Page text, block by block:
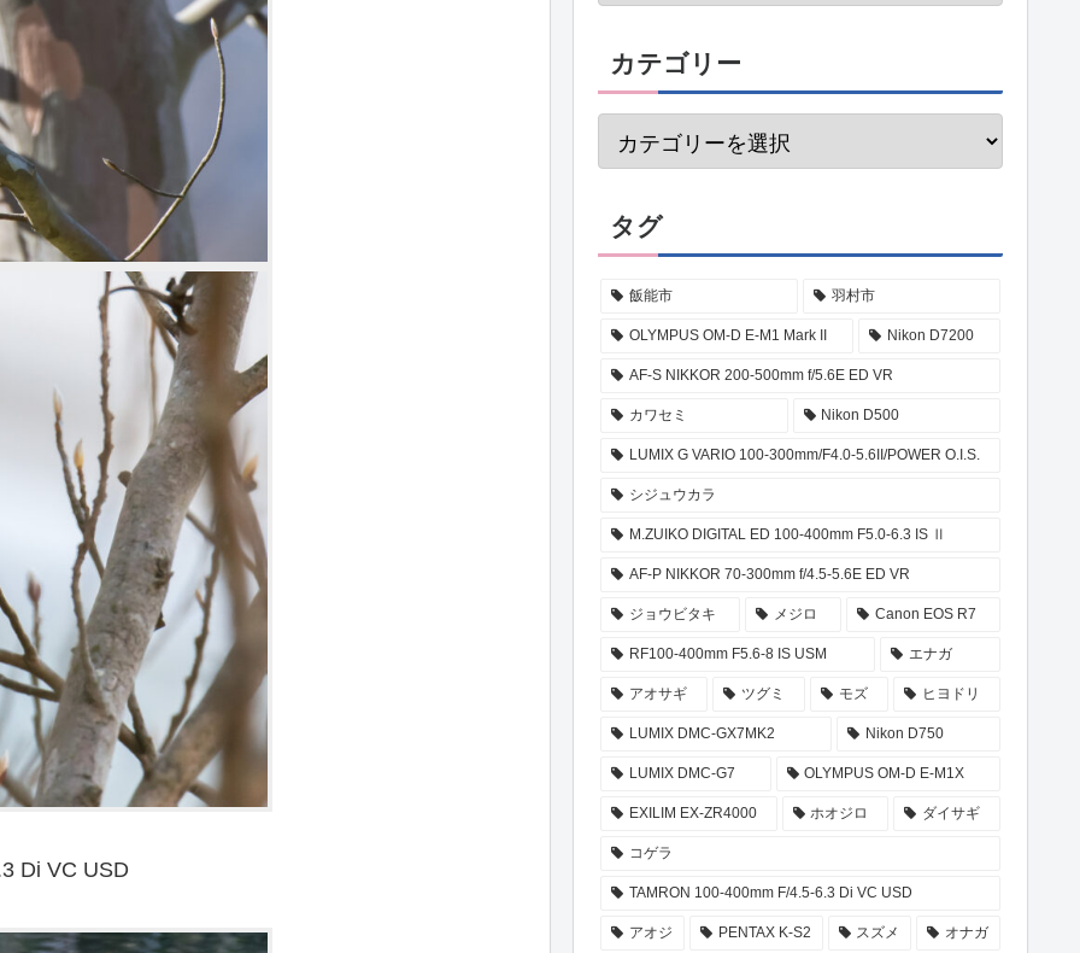
Di VC USD
カテゴリー
タグ
飯能市 羽村市
OLYMPUS OM-D E-M1 Mark II Nikon D7200
AF-S NIKKOR 200-500mm f/5.6E ED VR
カワセミ Nikon D500
LUMIX G VARIO 100-300mm/F4.0-5.6II/POWER O.I.S.
シジュウカラ
M.ZUIKO DIGITAL ED 100-400mm F5.0-6.3 IS Ⅱ
AF-P NIKKOR 70-300mm f/4.5-5.6E ED VR
ジョウビタキ メジロ Canon EOS R7
RF100-400mm F5.6-8 IS USM エナガ
アオサギ ツグミ モズ ヒヨドリ
LUMIX DMC-GX7MK2 Nikon D750
LUMIX DMC-G7 OLYMPUS OM-D E-M1X
EXILIM EX-ZR4000 ホオジロ ダイサギ
コゲラ
TAMRON 100-400mm F/4.5-6.3 Di VC USD
アオジ PENTAX K-S2 スズメ オナガ